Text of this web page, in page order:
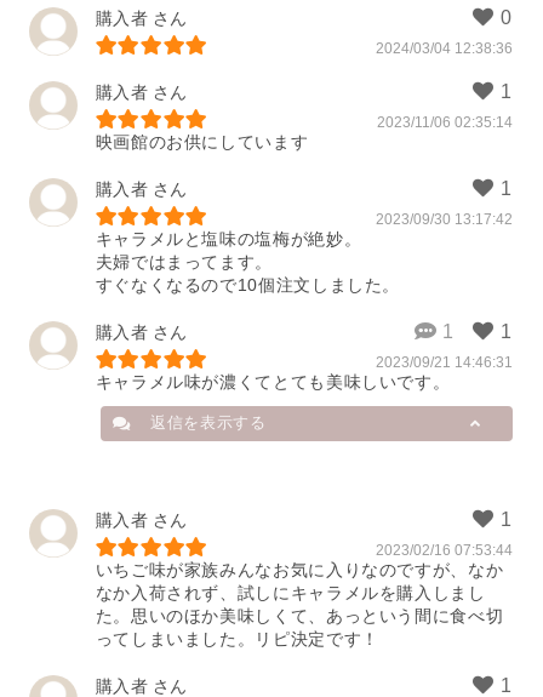
購入者
2024/03/04 12:38:36
購入者
2023/11/06 02:35:14
映画館のお供にしています
購入者
2023/09/30 13:17:42
キャラメルと塩味の塩梅が絶妙。
夫婦ではまってます。
すぐなくなるので10個注文しました。
購入者
2023/09/21 14:46:31
キャラメル味が濃くてとても美味しいです。
返信を表示する
購入者
何度もリピートしています
2024/11/08 12:06:18
購入者
2023/02/16 07:53:44
いちご味が家族みんなお気に入りなのですが、なか
なか入荷されず、試しにキャラメルを購入しまし
た。思いのほか美味しくて、あっという間に食べ切
ってしまいました。リピ決定です！
購入者